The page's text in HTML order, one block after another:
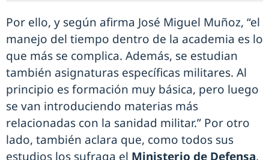
Por ello, y según afirma José Miguel Muñoz, “el
manejo del tiempo dentro de la academia es lo
que más se complica. Además, se estudian
también asignaturas específicas militares. Al
principio es formación muy básica, pero luego
se van introduciendo materias más
relacionadas con la sanidad militar.” Por otro
lado, también aclara que, como todos sus
estudios los sufraga el Ministerio de Defensa,